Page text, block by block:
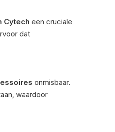
Cytech een cruciale
dat
onmisbaar.
waardoor